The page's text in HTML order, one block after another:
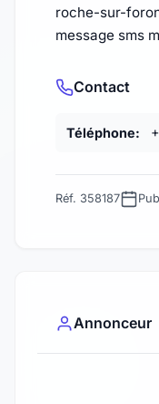
roche-sur-
message sms
Contact
Téléphone:
Réf. 358187
Annonceur